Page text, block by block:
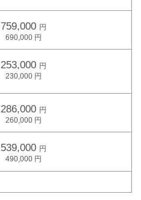
759,000
690,000
253,000
230,000
286,000
260,000
539,000
490,000